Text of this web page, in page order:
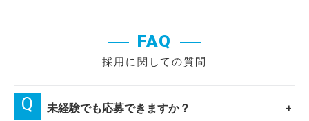
採用に関しての質問
FAQ
未経験でも応募できますか？